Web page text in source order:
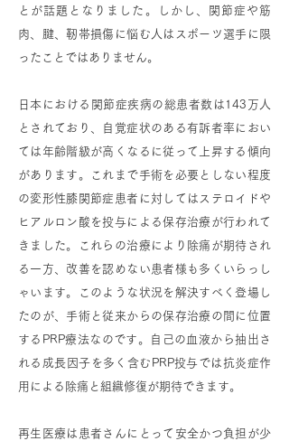
とが話題となりました。しかし、関節症や筋
肉、腱、靭帯損傷に悩む人はスポーツ選手に限
ったことではありません。
日本における関節症疾病の総患者数は143万人
とされており、自覚症状のある有訴者率におい
ては年齢階級が高くなるに従って上昇する傾向
があります。これまで手術を必要としない程度
の変形性膝関節症患者に対してはステロイドや
ヒアルロン酸を投与による保存治療が行われて
きました。これらの治療により除痛が期待され
る一方、改善を認めない患者様も多くいらっし
ゃいます。このような状況を解決すべく登場し
たのが、手術と従来からの保存治療の間に位置
するPRP療法なのです。自己の血液から抽出さ
れる成長因子を多く含むPRP投与では抗炎症作
用による除痛と組織修復が期待できます。
再生医療は患者さんにとって安全かつ負担が少